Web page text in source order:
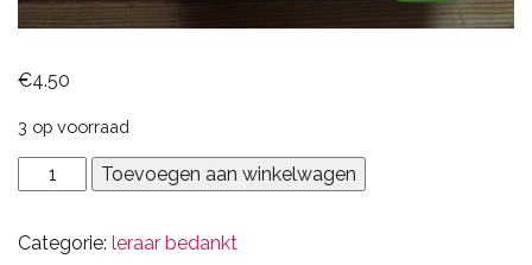
€4.50
3 op voorraad
Gieter
diverse
aantal
Toevoegen aan winkelwagen
Categorie: leraar bedankt